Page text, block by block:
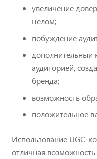
увеличение
целом;
побуждение
дополнительный
аудиторией,
бренда;
возможность
положительное
Использование UGC-
отличная